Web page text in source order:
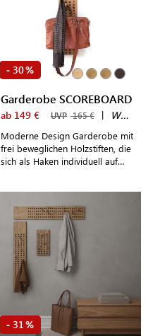
- 30%
Garderobe SCOREBOARD
ab 149 € UVP 165 € | We Do Wood
Moderne Design Garderobe mit
frei beweglichen Holzstiften, die
sich als Haken individuell auf
- 31 %